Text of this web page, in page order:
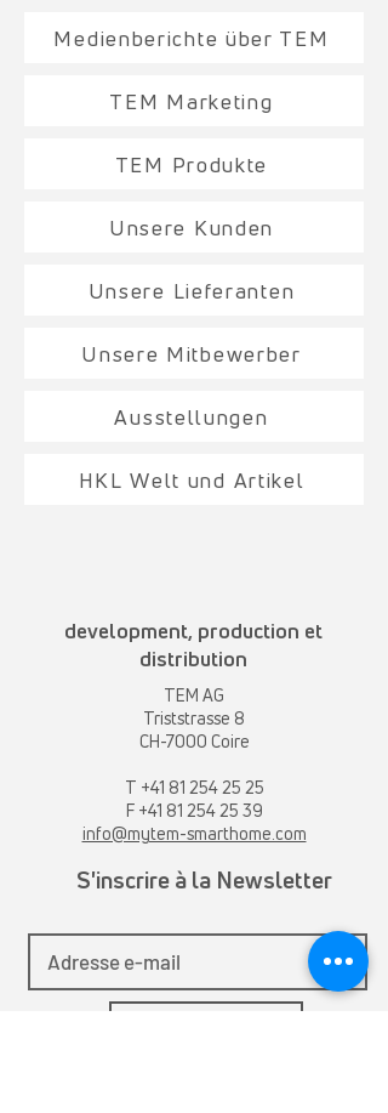
Medienberichte über TEM
TEM Marketing
TEM Produkte
Unsere Kunden
Unsere Lieferanten
Unsere Mitbewerber
Ausstellungen
HKL Welt und Artikel
development, production et
distribution
TEM AG
Triststrasse 8
CH-7000 Coire
T +41 81 254 25 25
F +41 81 254 25 39
info@mytem-smarthome.com
S'inscrire à la Newsletter